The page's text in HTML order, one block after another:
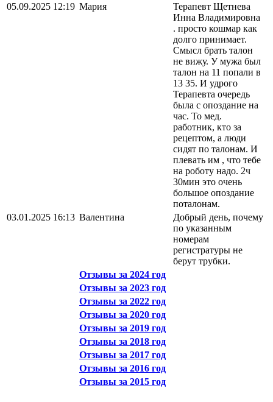
05.09.2025 12:19 Мария
Терапевт Щетнева
Инна Владимировна
. просто кошмар как
долго принимает.
Смысл брать талон
не вижу. У мужа был
талон на 11 попали в
13 35. И удрого
Терапевта очередь
была с опоздание на
час. То мед.
работник, кто за
рецептом, а люди
сидят по талонам. И
плевать им , что тебе
на роботу надо. 2ч
30мин это очень
большое опоздание
поталонам.
03.01.2025 16:13 Валентина
Добрый день, почему
по указанным
номерам
регистратуры не
берут трубки.
Отзывы за 2024 год
Отзывы за 2023 год
Отзывы за 2022 год
Отзывы за 2020 год
Отзывы за 2019 год
Отзывы за 2018 год
Отзывы за 2017 год
Отзывы за 2016 год
Отзывы за 2015 год